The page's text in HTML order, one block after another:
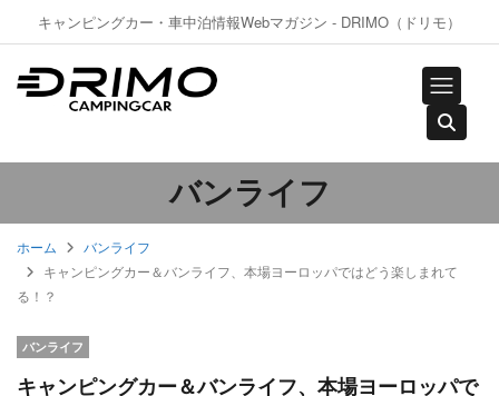
キャンピングカー・車中泊情報Webマガジン - DRIMO（ドリモ）
バンライフ
ホーム
バンライフ
キャンピングカー＆バンライフ、本場ヨーロッパではどう楽しまれて
る！？
バンライフ
キャンピングカー＆バンライフ、本場ヨーロッパで